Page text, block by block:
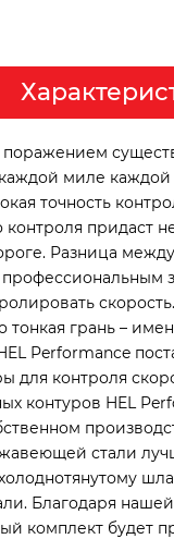
каждой миле каждой
точность
контроля придаст
Разница
тонкая грань –
Performance
для контроля
контуров HEL
стали
Благодаря
комплект будет